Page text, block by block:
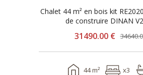
Chalet 44 m² en bois kit
de construire DINAN
31490.00 €
44 m² x3